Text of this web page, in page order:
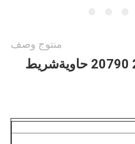
منتوج وصف
شريط